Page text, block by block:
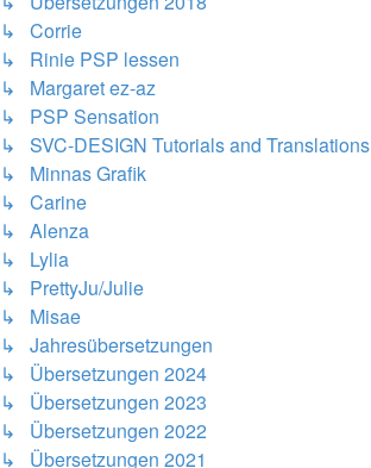
↳ Corrie
↳ Rinie PSP lessen
↳ Margaret ez-az
↳ PSP Sensation
↳ SVC-DESIGN Tutorials and Translations
↳ Minnas Grafik
↳ Carine
↳ Alenza
↳ Lylia
↳ PrettyJu/Julie
↳ Misae
↳ Jahresübersetzungen
↳ Übersetzungen 2024
↳ Übersetzungen 2023
↳ Übersetzungen 2022
↳ Übersetzungen 2021